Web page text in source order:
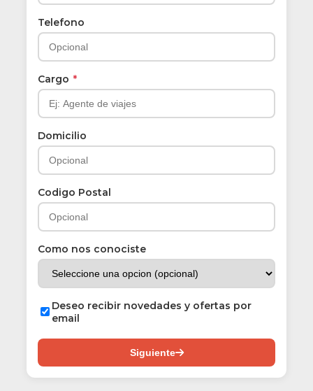
Telefono
Cargo *
Domicilio
Codigo Postal
Como nos conociste
Deseo recibir novedades y ofertas por
email
Siguiente